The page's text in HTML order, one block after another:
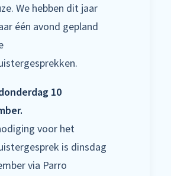
We hebben dit jaar
één avond gepland
10
voor het
is dinsdag
via Parro